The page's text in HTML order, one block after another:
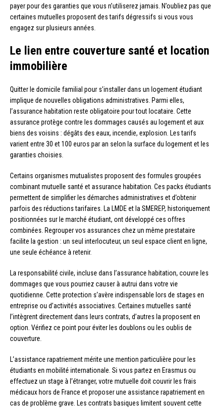
payer pour des garanties que vous n’utiliserez jamais. N’oubliez pas que
certaines mutuelles proposent des tarifs dégressifs si vous vous
engagez sur plusieurs années.
Le lien entre couverture santé et location
immobilière
Quitter le domicile familial pour s’installer dans un logement étudiant
implique de nouvelles obligations administratives. Parmi elles,
l’assurance habitation reste obligatoire pour tout locataire. Cette
assurance protège contre les dommages causés au logement et aux
biens des voisins : dégâts des eaux, incendie, explosion. Les tarifs
varient entre 30 et 100 euros par an selon la surface du logement et les
garanties choisies.
Certains organismes mutualistes proposent des formules groupées
combinant mutuelle santé et assurance habitation. Ces packs étudiants
permettent de simplifier les démarches administratives et d’obtenir
parfois des réductions tarifaires. La LMDE et la SMEREP, historiquement
positionnées sur le marché étudiant, ont développé ces offres
combinées. Regrouper vos assurances chez un même prestataire
facilite la gestion : un seul interlocuteur, un seul espace client en ligne,
une seule échéance à retenir.
La responsabilité civile, incluse dans l’assurance habitation, couvre les
dommages que vous pourriez causer à autrui dans votre vie
quotidienne. Cette protection s’avère indispensable lors de stages en
entreprise ou d’activités associatives. Certaines mutuelles santé
l’intègrent directement dans leurs contrats, d’autres la proposent en
option. Vérifiez ce point pour éviter les doublons ou les oublis de
couverture.
L’assistance rapatriement mérite une mention particulière pour les
étudiants en mobilité internationale. Si vous partez en Erasmus ou
effectuez un stage à l’étranger, votre mutuelle doit couvrir les frais
médicaux hors de France et proposer une assistance rapatriement en
cas de problème grave. Les contrats basiques limitent souvent cette